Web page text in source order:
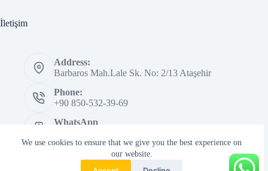
We use cookies to ensure that we give you the best experience on
our website.
İletişim
Address:
Barbaros Mah.Lale Sk. No: 2/13 Ataşehir
Phone:
+90 850-532-39-69
WhatsApp
Copyright © 2026 Mr.Jet | Moto Kurye | 0850 532 39 69 |